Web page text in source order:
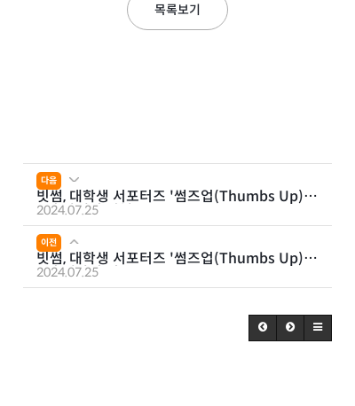
목록보기
다음
빗썸, 대학생 서포터즈 '썸즈업(Thumbs Up)'
1기 발대식 진행
2024.07.25
이전
빗썸, 대학생 서포터즈 '썸즈업(Thumbs Up)'
1기 해단식 성료
2024.07.25